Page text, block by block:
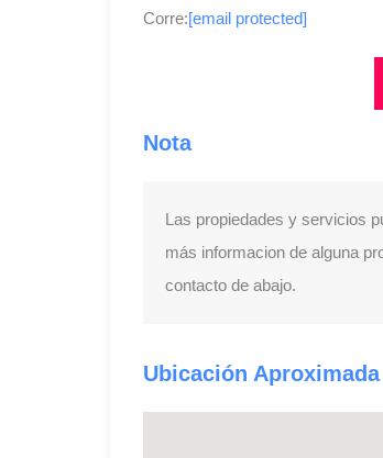
Corre:[email protected]
Nota
Las propiedades y servicios
más informacion de alguna
contacto de abajo.
Ubicación Aproximada